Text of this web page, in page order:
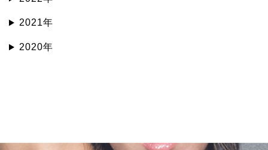
2021年
2020年